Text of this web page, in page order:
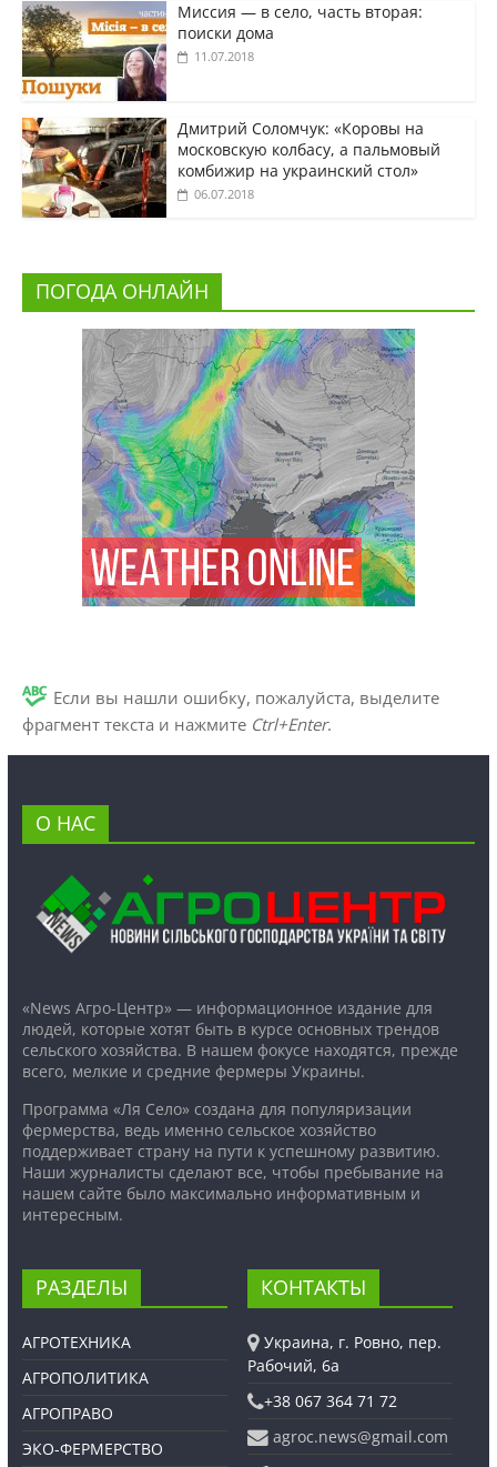
Миссия — в село, часть вторая:
поиски дома
11.07.2018
Дмитрий Соломчук: «Коровы на
московскую колбасу, а пальмовый
комбижир на украинский стол»
06.07.2018
ПОГОДА ОНЛАЙН
Если вы нашли ошибку, пожалуйста, выделите
фрагмент текста и нажмите Ctrl+Enter.
О НАС
«News Агро-Центр» — информационное издание для
людей, которые хотят быть в курсе основных трендов
сельского хозяйства. В нашем фокусе находятся, прежде
всего, мелкие и средние фермеры Украины.
Программа «Ля Село» создана для популяризации
фермерства, ведь именно сельское хозяйство
поддерживает страну на пути к успешному развитию.
Наши журналисты сделают все, чтобы пребывание на
нашем сайте было максимально информативным и
интересным.
РАЗДЕЛЫ
АГРОТЕХНИКА
АГРОПОЛИТИКА
АГРОПРАВО
ЭКО-ФЕРМЕРСТВО
КОНТАКТЫ
Украина, г. Ровно, пер.
Рабочий, 6а
+38 067 364 71 72
agroc.news@gmail.com